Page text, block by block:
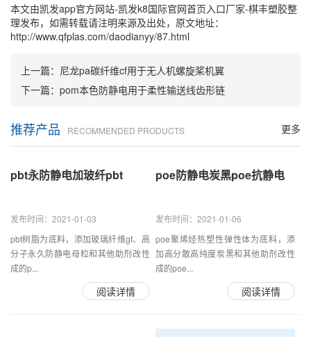
本文由凯发app官方网站-凯发k8国际官网首页入口厂家-棋丰塑胶整
理发布，如需转载请注明来源及出处，原文地址：
http://www.qfplas.com/daodianyy/87.html
上一篇： 尼龙pa碳纤维cf用于无人机螺旋桨机翼
下一篇： pom本色防静电用于柔性输送线齿形链
更多
推荐产品 RECOMMENDED PRODUCTS
pbt永防静电加玻纤pbt
发布时间：2021-01-03
pbt树脂为底料，添加玻璃纤维gf、高
分子永久防静电母粒和其他助剂改性
成的p...
阅读详情
poe防静电炭黑poe抗静电
发布时间：2021-01-06
poe聚烯烃热塑性弹性体为底料，添
加高分散高纯度炭黑和其他助剂改性
成的poe...
阅读详情